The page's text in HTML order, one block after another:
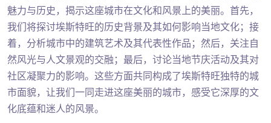
魅力与历史，揭示这座城市在文化和风景上的美丽。首先，
我们将探讨埃斯特旺的历史背景及其如何影响当地文化；接
着，分析城市中的建筑艺术及其代表性作品；然后，关注自
然风光与人文景观的交融；最后，讨论当地节庆活动及其对
社区凝聚力的影响。这些方面共同构成了埃斯特旺独特的城
市面貌，让我们一同走进这座美丽的城市，感受它深厚的文
化底蕴和迷人的风景。